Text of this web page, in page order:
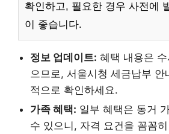
확인하고, 필요한 경우 사전에
이 좋습니다.
정보 업데이트: 혜택 내용은
으므로, 서울시청 세금납부 안
적으로 확인하세요.
가족 혜택: 일부 혜택은 동거
수 있으니, 자격 요건을 꼼꼼